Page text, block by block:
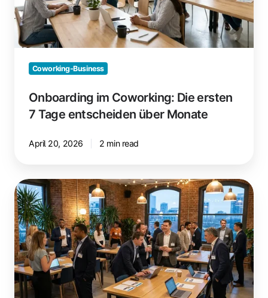
Tage
entscheiden
über
Monate
Coworking-Business
Onboarding im Coworking: Die ersten
7 Tage entscheiden über Monate
April 20, 2026 2 min read
Events,
die
wirklich
wirken:
Von
„Nice
to
have“